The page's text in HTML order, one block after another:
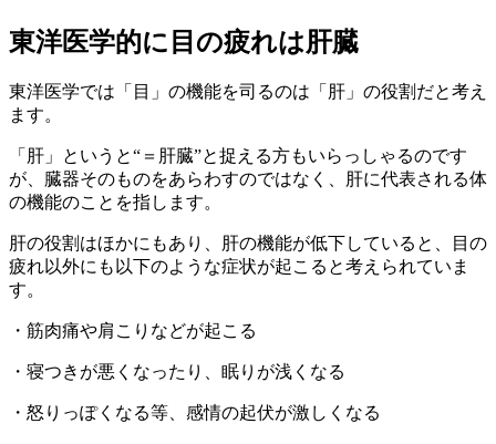
東洋医学的に目の疲れは肝臓
東洋医学では「目」の機能を司るのは「肝」の役割だと考え
ます。
「肝」というと“＝肝臓”と捉える方もいらっしゃるのです
が、臓器そのものをあらわすのではなく、肝に代表される体
の機能のことを指します。
肝の役割はほかにもあり、肝の機能が低下していると、目の
疲れ以外にも以下のような症状が起こると考えられていま
す。
・筋肉痛や肩こりなどが起こる
・寝つきが悪くなったり、眠りが浅くなる
・怒りっぽくなる等、感情の起伏が激しくなる